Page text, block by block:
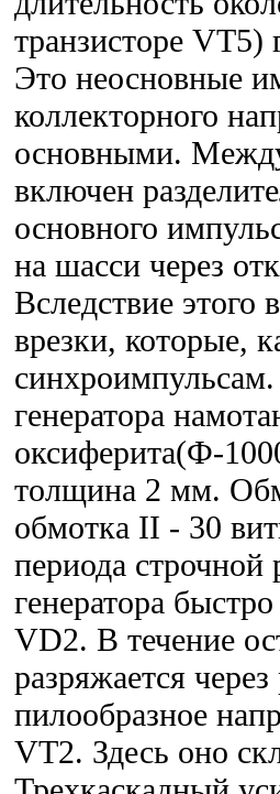
транзисторе VT5)
Это неосновные
коллекторного
основными.
включен
основного
на шасси через
Вследствие этого
врезки, которые,
генератора
оксиферита(Ф-
толщина 2 мм.
обмотка II - 30
периода строчной
генератора
VD2. В течение
разряжается
пилообразное
VT2. Здесь оно